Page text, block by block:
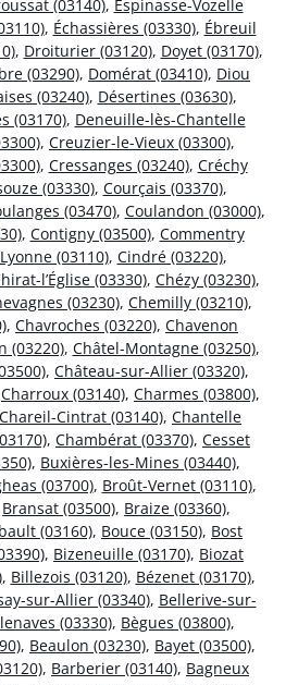
(03140), Espinasse-Vozelle
, Échassières (03330), Ébreuil
, Droiturier (03120), Doyet (03170),
(03290), Domérat (03410), Diou
(03240), Désertines (03630),
(03170), Deneuille-lès-Chantelle
, Creuzier-le-Vieux (03300),
, Cressanges (03240), Créchy
(03330), Courçais (03370),
(03470), Coulandon (03000),
, Contigny (03500), Commentry
(03110), Cindré (03220),
l’Église (03330), Chézy (03230),
(03230), Chemilly (03210),
, Chavroches (03220), Chavenon
(03220), Châtel-Montagne (03250),
, Château-sur-Allier (03320),
Charroux (03140), Charmes (03800),
Chareil-Cintrat (03140), Chantelle
, Chambérat (03370), Cesset
, Buxières-les-Mines (03440),
(03700), Broût-Vernet (03110),
Bransat (03500), Braize (03360),
(03160), Bouce (03150), Bost
, Bizeneuille (03170), Biozat
, Billezois (03120), Bézenet (03170),
sur-Allier (03340), Bellerive-sur-
(03330), Bègues (03800),
, Beaulon (03230), Bayet (03500),
, Barberier (03140), Bagneux